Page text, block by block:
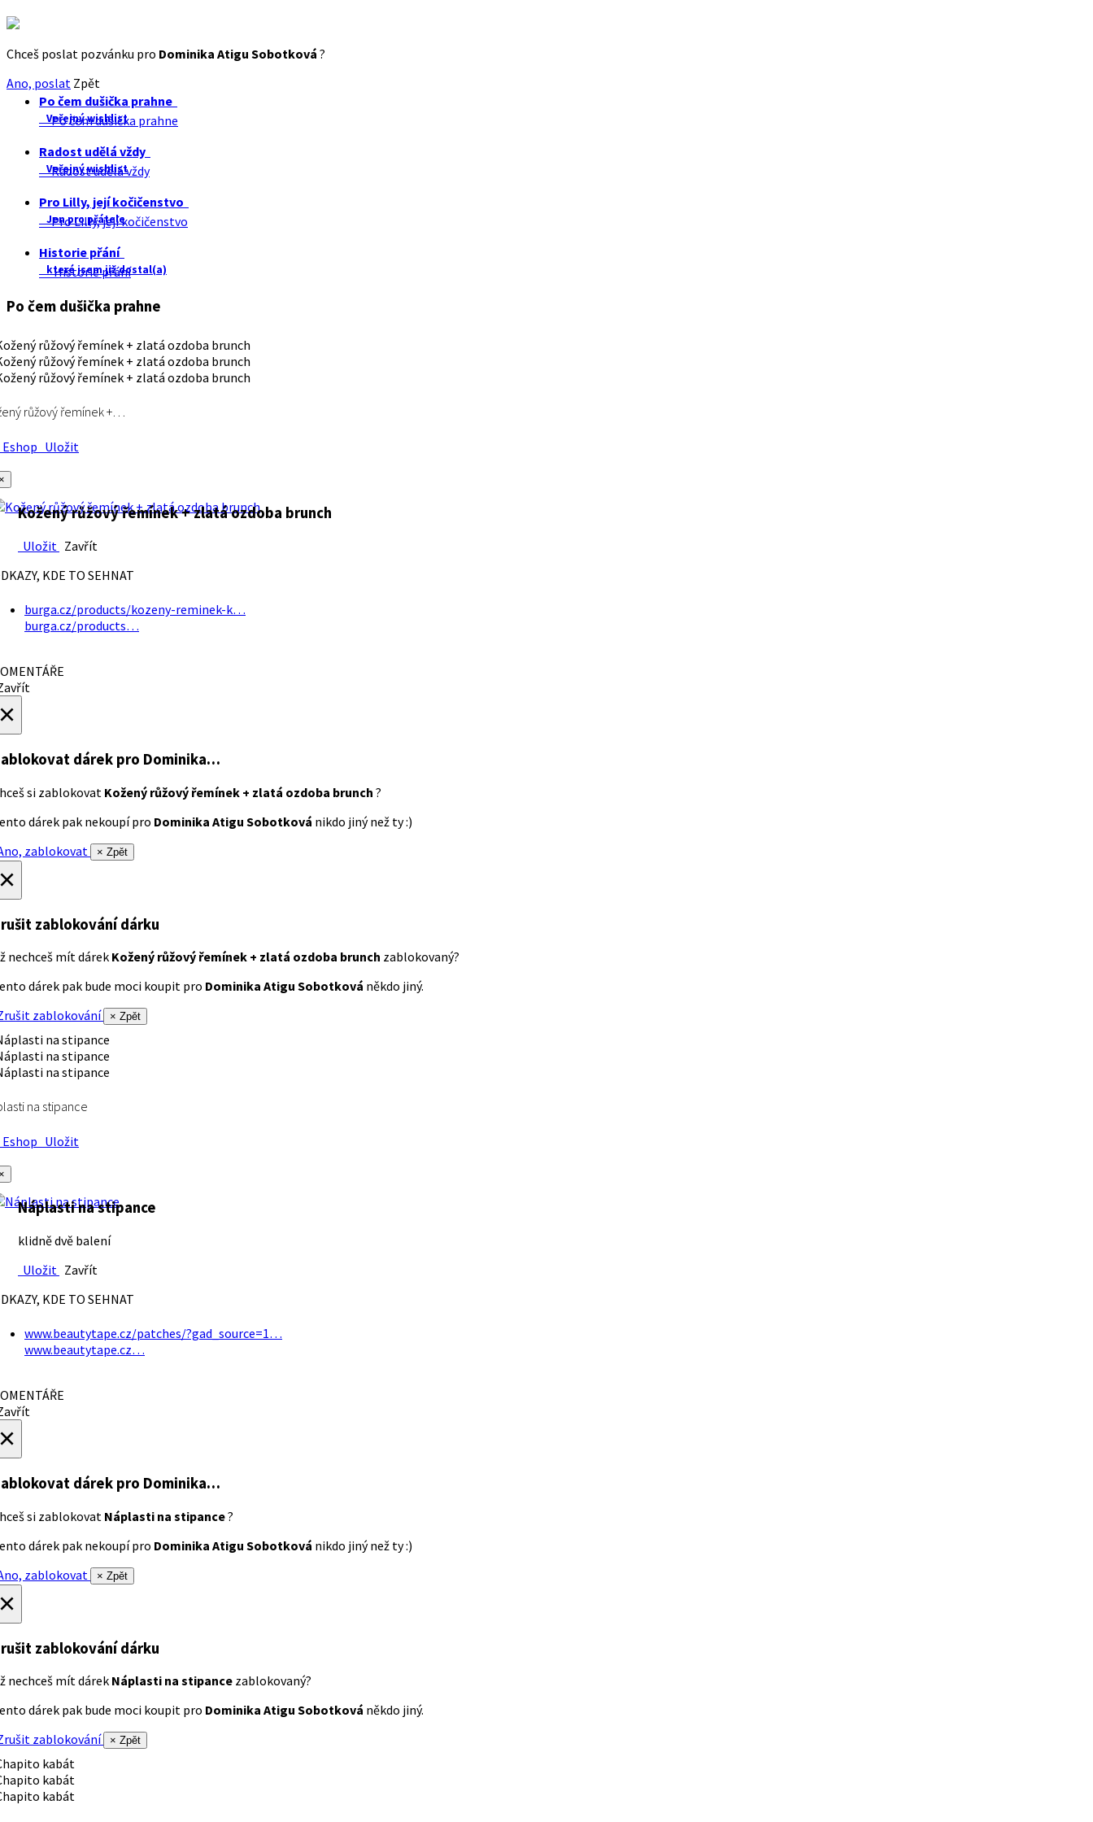
Chceš poslat pozvánku pro Dominika Atigu Sobotková ?
Ano, poslat Zpět
Po čem dušička prahne
Veřejný wishlist
Po čem dušička prahne
Radost udělá vždy
Veřejný wishlist
Radost udělá vždy
Pro Lilly, její kočičenstvo
Jen pro přátele
Pro Lilly, její kočičenstvo
Historie přání
které jsem již dostal(a)
Historie přání
Po čem dušička prahne
růžový řemínek +…
Uložit
Kožený růžový řemínek + zlatá ozdoba brunch
Uložit Zavřít
KDE TO SEHNAT
burga.cz/products/kozeny-reminek-k…
burga.cz/products…
dárek pro Dominika…
si zablokovat Kožený růžový řemínek + zlatá ozdoba brunch ?
dárek pak nekoupí pro Dominika Atigu Sobotková nikdo jiný než ty :)
zablokovat
× Zpět
zablokování dárku
nechceš mít dárek Kožený růžový řemínek + zlatá ozdoba brunch zablokovaný?
dárek pak bude moci koupit pro Dominika Atigu Sobotková někdo jiný.
zablokování
× Zpět
na stipance
Uložit
Náplasti na stipance
klidně dvě balení
Uložit Zavřít
KDE TO SEHNAT
www.beautytape.cz/patches/?gad_source=1…
www.beautytape.cz…
dárek pro Dominika…
si zablokovat Náplasti na stipance?
dárek pak nekoupí pro Dominika Atigu Sobotková nikdo jiný než ty :)
zablokovat
× Zpět
zablokování dárku
nechceš mít dárek Náplasti na stipance zablokovaný?
dárek pak bude moci koupit pro Dominika Atigu Sobotková někdo jiný.
zablokování
× Zpět